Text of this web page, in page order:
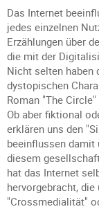
Das Internet
jedes einzelnen
Erzählungen über
die mit der
Nicht selten haben
dystopischen
Roman "The
Ob aber fiktional
erklären uns den
beeinflussen damit
diesem
hat das Internet
hervorgebracht,
"Crossmedialität"